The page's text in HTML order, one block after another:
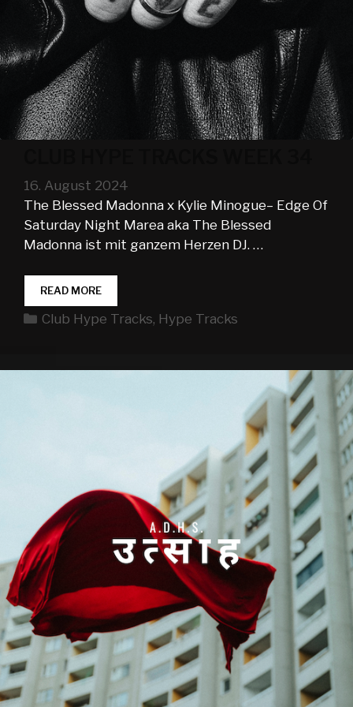
16. August 2024
The Blessed Madonna x Kylie Minogue– Edge Of
Saturday Night Marea aka The Blessed
Madonna ist mit ganzem Herzen DJ. …
READ MORECLUB
HYPE
TRACKS
Kategorien
Club Hype Tracks, Hype Tracks